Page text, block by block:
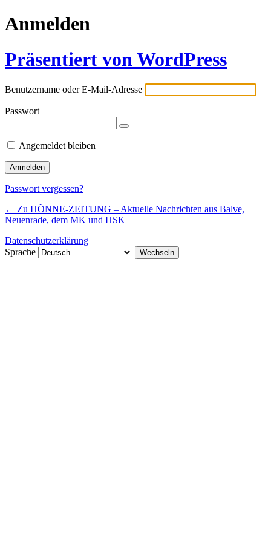
Anmelden
Präsentiert von WordPress
Benutzername oder E-Mail-Adresse
Passwort
Angemeldet bleiben
Passwort vergessen?
← Zu HÖNNE-ZEITUNG – Aktuelle Nachrichten aus Balve,
Neuenrade, dem MK und HSK
Datenschutzerklärung
Sprache